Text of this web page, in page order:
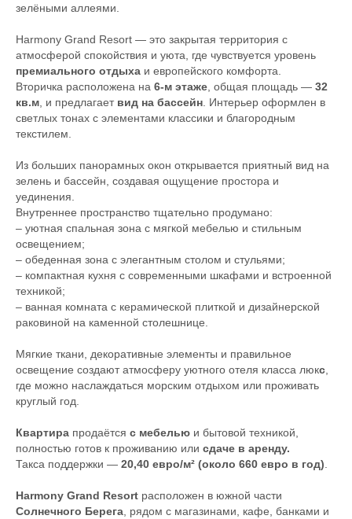
зелёными аллеями.
Harmony Grand Resort — это закрытая территория с
атмосферой спокойствия и уюта, где чувствуется уровень
премиального отдыха и европейского комфорта.
Вторичка расположена на 6-м этаже, общая площадь — 32
кв.м, и предлагает вид на бассейн. Интерьер оформлен в
светлых тонах с элементами классики и благородным
текстилем.
Из больших панорамных окон открывается приятный вид на
зелень и бассейн, создавая ощущение простора и
уединения.
Внутреннее пространство тщательно продумано:
– уютная спальная зона с мягкой мебелью и стильным
освещением;
– обеденная зона с элегантным столом и стульями;
– компактная кухня с современными шкафами и встроенной
техникой;
– ванная комната с керамической плиткой и дизайнерской
раковиной на каменной столешнице.
Мягкие ткани, декоративные элементы и правильное
освещение создают атмосферу уютного отеля класса люкс,
где можно наслаждаться морским отдыхом или проживать
круглый год.
Квартира продаётся с мебелью и бытовой техникой,
полностью готов к проживанию или сдаче в аренду.
Такса поддержки — 20,40 евро/м² (около 660 евро в год).
Harmony Grand Resort расположен в южной части
Солнечного Берега, рядом с магазинами, кафе, банками и